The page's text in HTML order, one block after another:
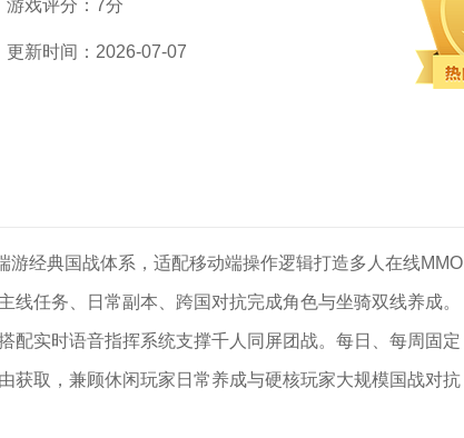
游戏评分：7分
更新时间：2026-07-07
经典国战体系，适配移动端操作逻辑打造多人在线MMO
任务、日常副本、跨国对抗完成角色与坐骑双线养成。
配实时语音指挥系统支撑千人同屏团战。每日、每周固定
获取，兼顾休闲玩家日常养成与硬核玩家大规模国战对抗